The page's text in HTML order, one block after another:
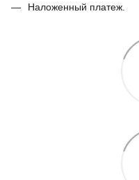
Наложенный платеж.